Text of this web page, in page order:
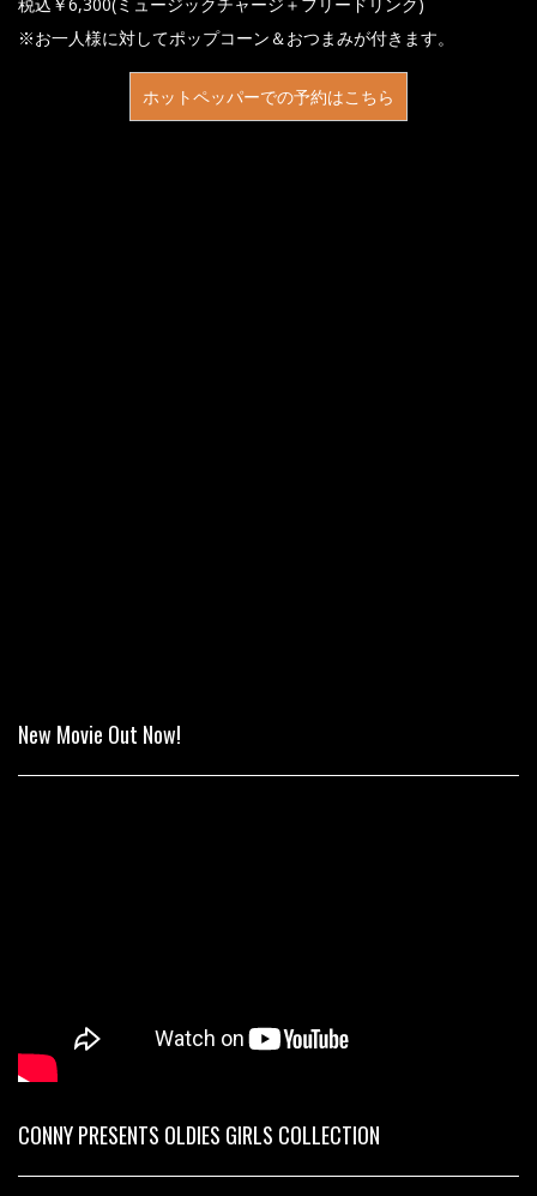
税込￥6,300(ミュージックチャージ＋フリードリンク)
※お一人様に対してポップコーン＆おつまみが付きます。
ホットペッパーでの予約はこちら
New Movie Out Now!
CONNY PRESENTS OLDIES GIRLS COLLECTION